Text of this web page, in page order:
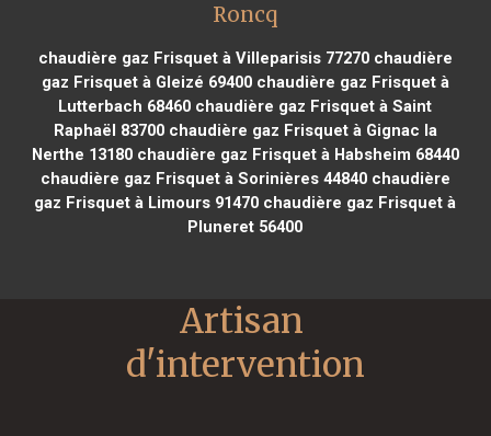
Roncq
chaudière gaz Frisquet à Villeparisis 77270chaudière
gaz Frisquet à Gleizé 69400chaudière gaz Frisquet à
Lutterbach 68460 chaudière gaz Frisquet à Saint
Raphaël 83700chaudière gaz Frisquet à Gignac la
Nerthe 13180chaudière gaz Frisquet à Habsheim 68440
chaudière gaz Frisquet à Sorinières 44840chaudière
gaz Frisquet à Limours 91470 chaudière gaz Frisquet à
Pluneret 56400
Artisan
d'intervention